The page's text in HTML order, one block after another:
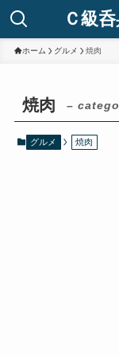
Ｃ級
ホーム グルメ 焼肉
焼肉 –
グルメ 焼肉